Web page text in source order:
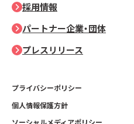
採用情報
パートナー企業・団体
プレスリリース
プライバシーポリシー
個人情報保護方針